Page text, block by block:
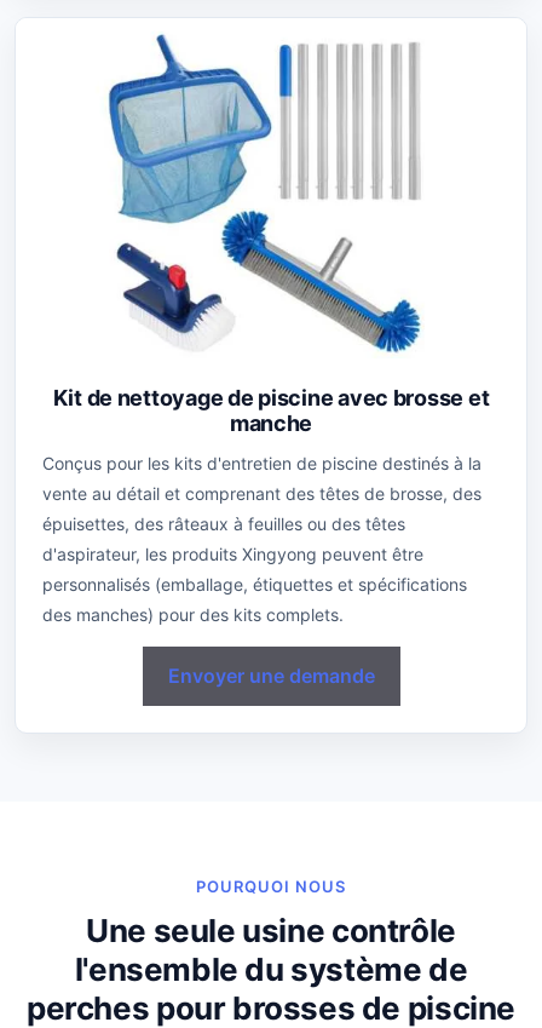
Kit de nettoyage de piscine avec brosse et
manche
Conçus pour les kits d'entretien de piscine destinés à la
vente au détail et comprenant des têtes de brosse, des
épuisettes, des râteaux à feuilles ou des têtes
d'aspirateur, les produits Xingyong peuvent être
personnalisés (emballage, étiquettes et spécifications
des manches) pour des kits complets.
Envoyer une demande
POURQUOI NOUS
Une seule usine contrôle
l'ensemble du système de
perches pour brosses de piscine